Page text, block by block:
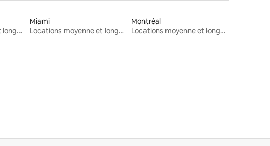
Locations moyenne et longue durée
Miami
Locations moyenne et longue durée
Montréal
Locations moyenne et longue durée